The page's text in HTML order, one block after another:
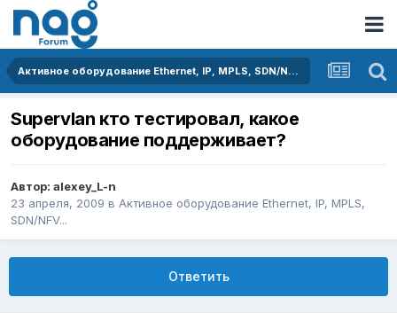
Активное оборудование Ethernet, IP, MPLS, SDN/NFV...
Supervlan кто тестировал, какое
оборудование поддерживает?
Автор: alexey_L-n
23 апреля, 2009 в Активное оборудование Ethernet, IP, MPLS,
SDN/NFV...
Ответить